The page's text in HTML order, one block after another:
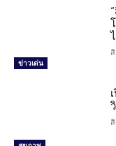
ข่าวเด่น